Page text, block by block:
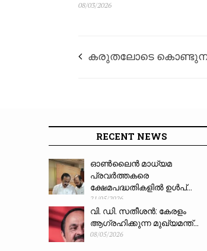
08/03/2026
കരുതലോടെ
RECENT NEWS
ഓൺലൈൻ മാധ്യമ
പ്രവർത്തകരെ
ക്ഷേമപദ്ധതികളിൽ ഉൾപ്...
21/05/2026
വി. ഡി. സതീശൻ: കേരളം
ആഗ്രഹിക്കുന്ന മുഖ്യമന്ത്...
08/05/2026